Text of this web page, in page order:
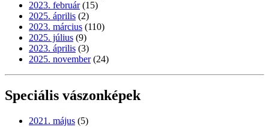
2023. február (15)
2025. április (2)
2023. március (110)
2025. július (9)
2023. április (3)
2025. november (24)
Speciális vászonképek
2021. május (5)